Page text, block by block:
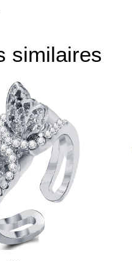
similaires